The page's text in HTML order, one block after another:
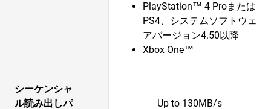
PlayStation™ 4 Proまたは
PS4、システムソフトウェ
アバージョン4.50以降
Xbox One™
シーケンシャ
ル読み出しパ
Up to 130MB/s